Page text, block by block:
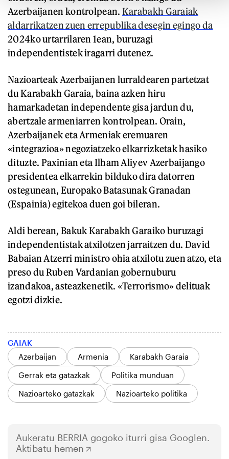
Azerbaijanen kontrolpean. Karabakh Garaiak
aldarrikatzen zuen errepublika desegin egingo da
2024ko urtarrilaren 1ean, buruzagi
independentistek iragarri dutenez.
Nazioarteak Azerbaijanen lurraldearen partetzat
du Karabakh Garaia, baina azken hiru
hamarkadetan independente gisa jardun du,
abertzale armeniarren kontrolpean. Orain,
Azerbaijanek eta Armeniak eremuaren
«integrazioa» negoziatzeko elkarrizketak hasiko
dituzte. Paxinian eta Ilham Aliyev Azerbaijango
presidentea elkarrekin bilduko dira datorren
ostegunean, Europako Batasunak Granadan
(Espainia) egitekoa duen goi bileran.
Aldi berean, Bakuk Karabakh Garaiko buruzagi
independentistak atxilotzen jarraitzen du. David
Babaian Atzerri ministro ohia atxilotu zuen atzo, eta
preso du Ruben Vardanian gobernuburu
izandakoa, asteazkenetik. «Terrorismo» delituak
egotzi dizkie.
GAIAK
Azerbaijan
Armenia
Karabakh Garaia
Gerrak eta gatazkak
Politika munduan
Nazioarteko gatazkak
Nazioarteko politika
Aukeratu BERRIA gogoko iturri gisa Googlen.
Aktibatu hemen